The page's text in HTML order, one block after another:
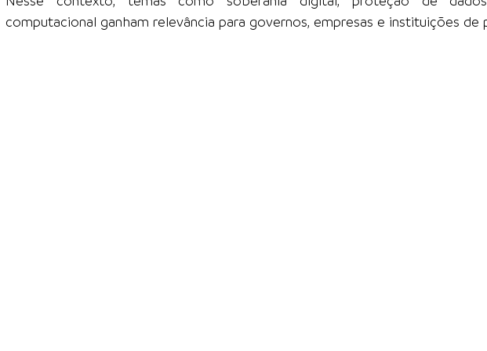
computacional ganham relevância para governos, empresas e instituições de